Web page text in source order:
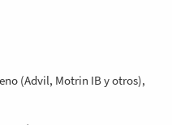
(Advil, Motrin IB y otros),